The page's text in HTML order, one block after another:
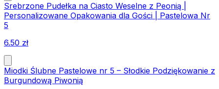
Srebrzone Pudełka na Ciasto Weselne z Peonią |
Personalizowane Opakowania dla Gości | Pastelowa Nr
5
6.50 zł
Miodki Ślubne Pastelowe nr 5 – Słodkie Podziękowanie z
Burgundową Piwonią